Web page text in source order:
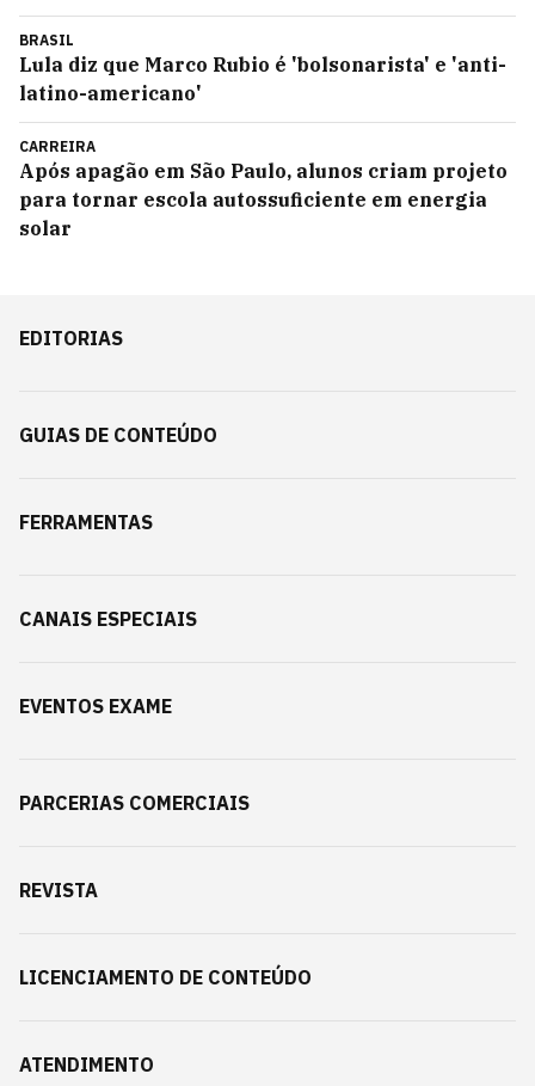
BRASIL
Lula diz que Marco Rubio é 'bolsonarista' e 'anti-
latino-americano'
CARREIRA
Após apagão em São Paulo, alunos criam projeto
para tornar escola autossuficiente em energia
solar
EDITORIAS
GUIAS DE CONTEÚDO
FERRAMENTAS
CANAIS ESPECIAIS
EVENTOS EXAME
PARCERIAS COMERCIAIS
REVISTA
LICENCIAMENTO DE CONTEÚDO
ATENDIMENTO